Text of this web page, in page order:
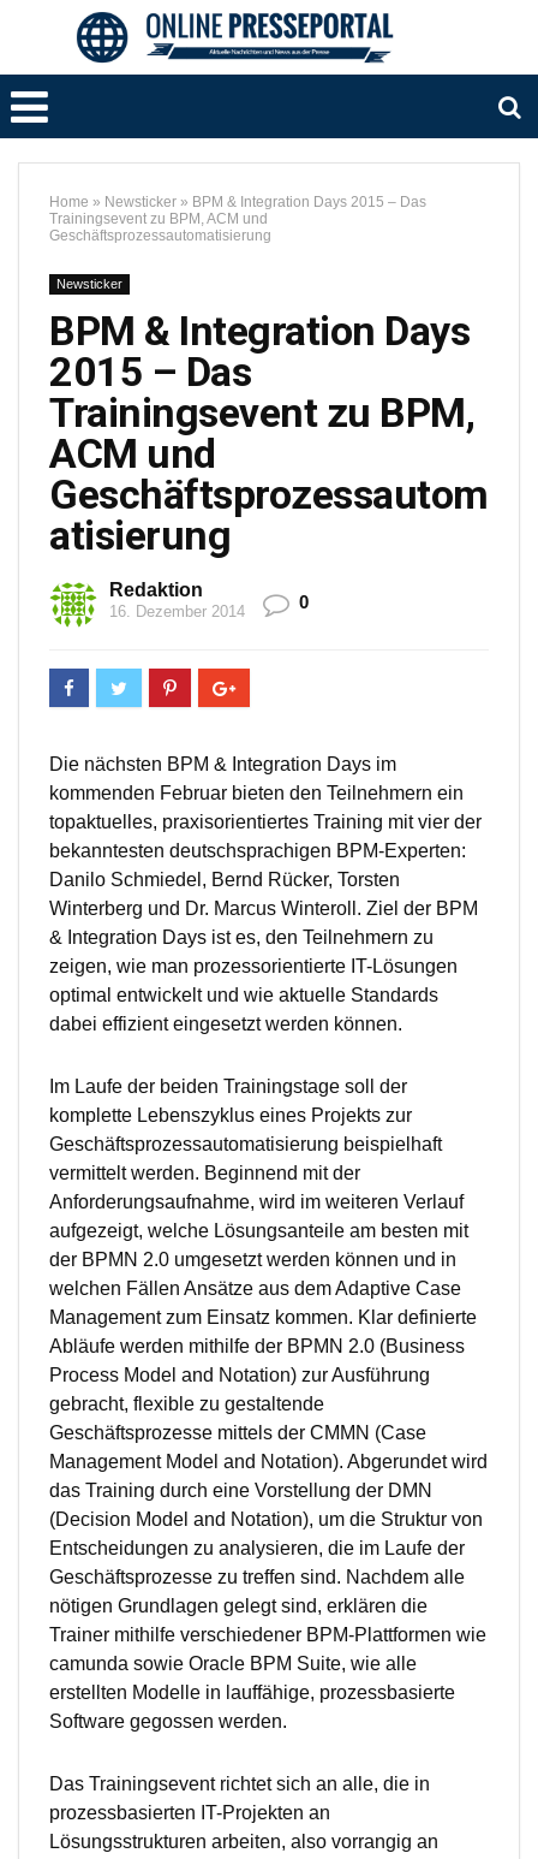
Home » Newsticker » BPM & Integration Days 2015 – Das
Trainingsevent zu BPM, ACM und
Geschäftsprozessautomatisierung
Newsticker
BPM & Integration Days
2015 – Das
Trainingsevent zu BPM,
ACM und
Geschäftsprozessautom
atisierung
Redaktion
16. Dezember 2014 0
Die nächsten BPM & Integration Days im
kommenden Februar bieten den Teilnehmern ein
topaktuelles, praxisorientiertes Training mit vier der
bekanntesten deutschsprachigen BPM-Experten:
Danilo Schmiedel, Bernd Rücker, Torsten
Winterberg und Dr. Marcus Winteroll. Ziel der BPM
& Integration Days ist es, den Teilnehmern zu
zeigen, wie man prozessorientierte IT-Lösungen
optimal entwickelt und wie aktuelle Standards
dabei effizient eingesetzt werden können.
Im Laufe der beiden Trainingstage soll der
komplette Lebenszyklus eines Projekts zur
Geschäftsprozessautomatisierung beispielhaft
vermittelt werden. Beginnend mit der
Anforderungsaufnahme, wird im weiteren Verlauf
aufgezeigt, welche Lösungsanteile am besten mit
der BPMN 2.0 umgesetzt werden können und in
welchen Fällen Ansätze aus dem Adaptive Case
Management zum Einsatz kommen. Klar definierte
Abläufe werden mithilfe der BPMN 2.0 (Business
Process Model and Notation) zur Ausführung
gebracht, flexible zu gestaltende
Geschäftsprozesse mittels der CMMN (Case
Management Model and Notation). Abgerundet wird
das Training durch eine Vorstellung der DMN
(Decision Model and Notation), um die Struktur von
Entscheidungen zu analysieren, die im Laufe der
Geschäftsprozesse zu treffen sind. Nachdem alle
nötigen Grundlagen gelegt sind, erklären die
Trainer mithilfe verschiedener BPM-Plattformen wie
camunda sowie Oracle BPM Suite, wie alle
erstellten Modelle in lauffähige, prozessbasierte
Software gegossen werden.
Das Trainingsevent richtet sich an alle, die in
prozessbasierten IT-Projekten an
Lösungsstrukturen arbeiten, also vorrangig an